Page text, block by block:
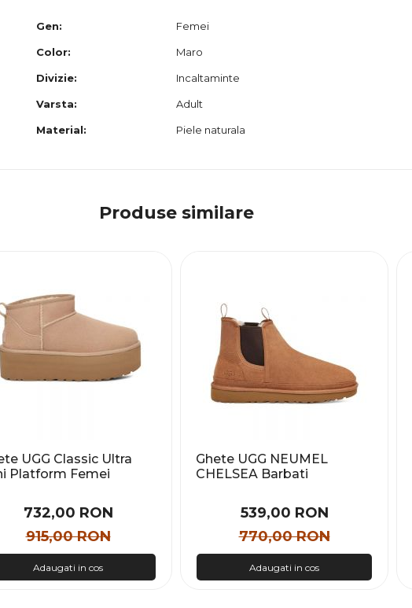
Gen: Femei
Color: Maro
Divizie: Incaltaminte
Varsta: Adult
Material: Piele naturala
Produse similare
UGG Classic Ultra
Platform Femei
732,00 RON
915,00 RON
Adaugati in cos
Ghete UGG NEUMEL
CHELSEA Barbati
539,00 RON
770,00 RON
Adaugati in cos